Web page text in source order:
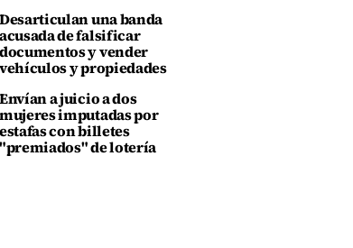
Desarticulan una banda
acusada de falsificar
documentos y vender
vehículos y propiedades
Envían a juicio a dos
mujeres imputadas por
estafas con billetes
"premiados" de lotería